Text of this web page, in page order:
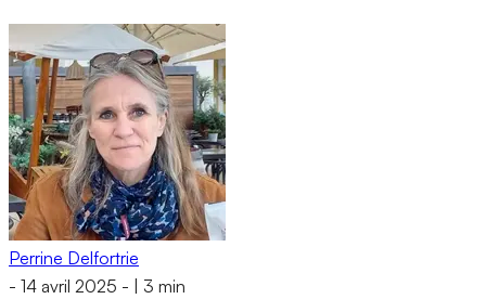
Perrine Delfortrie
- 14 avril 2025 - 3 min